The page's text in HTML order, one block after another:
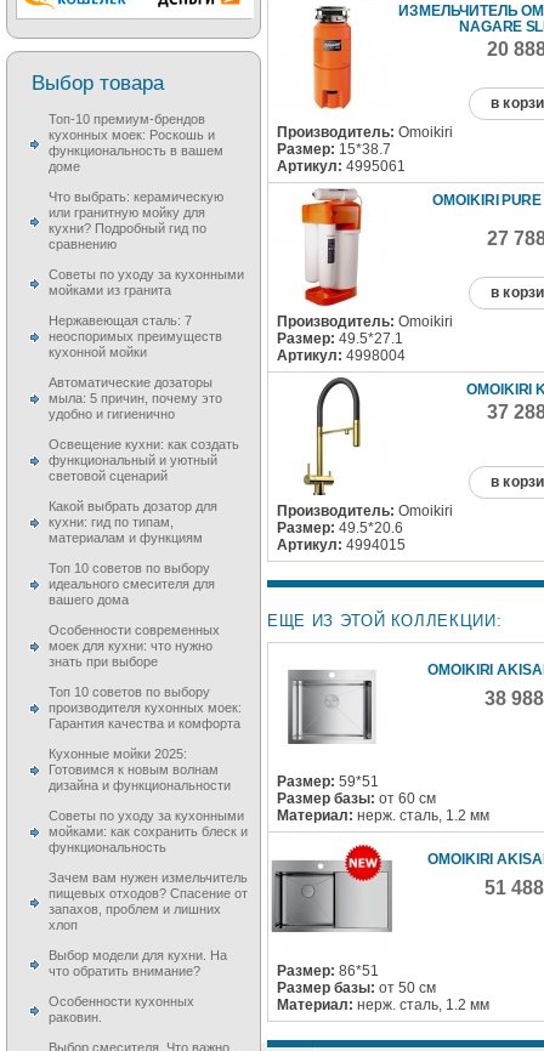
ИЗМЕЛЬЧИТЕЛЬ
NAGARE
20
в
Производитель: Omoikiri
Размер: 15*38.7
Артикул: 4995061
OMOIKIRI
27
в
Производитель: Omoikiri
Размер: 49.5*27.1
Артикул: 4998004
OMOIKIRI
37
в
Производитель: Omoikiri
Размер: 49.5*20.6
Артикул: 4994015
ЕЩЕ ИЗ ЭТОЙ КОЛЛЕКЦИИ:
OMOIKIRI
38
Размер: 59*51
Размер базы: от 60 см
Материал: нерж. сталь, 1.2 мм
OMOIKIRI
51
Размер: 86*51
Размер базы: от 50 см
Материал: нерж. сталь, 1.2 мм
Выбор товара
Топ-10 премиум-брендов
кухонных моек: Роскошь и
функциональность в вашем
доме
Что выбрать: керамическую
или гранитную мойку для
кухни? Подробный гид по
сравнению
Советы по уходу за кухонными
мойками из гранита
Нержавеющая сталь: 7
неоспоримых преимуществ
кухонной мойки
Автоматические дозаторы
мыла: 5 причин, почему это
удобно и гигиенично
Освещение кухни: как создать
функциональный и уютный
световой сценарий
Какой выбрать дозатор для
кухни: гид по типам,
материалам и функциям
Топ 10 советов по выбору
идеального смесителя для
вашего дома
Особенности современных
моек для кухни: что нужно
знать при выборе
Топ 10 советов по выбору
производителя кухонных моек:
Гарантия качества и комфорта
Кухонные мойки 2025:
Готовимся к новым волнам
дизайна и функциональности
Советы по уходу за кухонными
мойками: как сохранить блеск и
функциональность
Зачем вам нужен измельчитель
пищевых отходов? Спасение от
запахов, проблем и лишних
хлоп
Выбор модели для кухни. На
что обратить внимание?
Особенности кухонных
раковин.
Выбор смесителя. Что важно